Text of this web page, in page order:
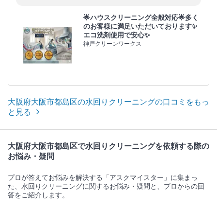
🌟ハウスクリーニング全般対応🌟多く
のお客様に満足いただいております✨
エコ洗剤使用で安心✨
神戸クリーンワークス
大阪府大阪市都島区の水回りクリーニングの口コミをもっ
と見る
大阪府大阪市都島区で水回りクリーニングを依頼する際の
お悩み・疑問
プロが答えてお悩みを解決する「アスクマイスター」に集まっ
た、水回りクリーニングに関するお悩み・疑問と、プロからの回
答をご紹介します。